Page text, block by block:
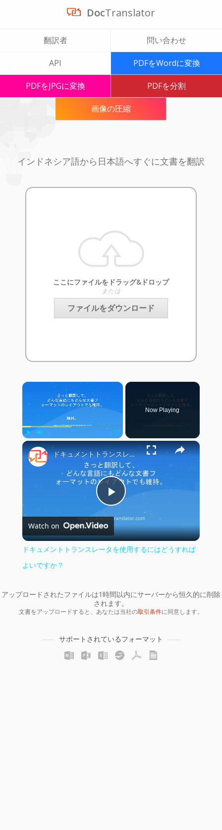
DocTranslator
翻訳者 問い合わせ
API PDFをWordに変換
PDFをJPGに変換 PDFを分割
画像の圧縮
インドネシア語から日本語へすぐに文書を翻訳
ここにファイルをドラッグ&ドロップ
または
ファイルをダウンロード
×
Play Unmute Fullscreen
Now Playing
×
Play
Video
ドキュメントトランスレータを使用するにはどうすればよいですか？
Watch on
ドキュメントトランスレータを使用するにはどうすれば
よいですか？
アップロードされたファイルは1時間以内にサーバーから恒久的に削除
されます。
文書をアップロードすると、あなたは当社の取引条件に同意します。
サポートされているフォーマット